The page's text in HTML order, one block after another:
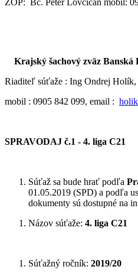
ZOP: Bc. Peter Lovčičan mobil:
Krajský šachový zväz Banská
Riaditeľ súťaže : Ing Ondrej
mobil : 0905 842 099, email :
SPRAVODAJ č.1 - 4. liga C21
Súťaž sa bude hrať podľa
01.05.2019 (SPD) a podľa
dokumenty sú dostupné na
Názov súťaže: 4. liga C21
Súťažný ročník: 2019/20